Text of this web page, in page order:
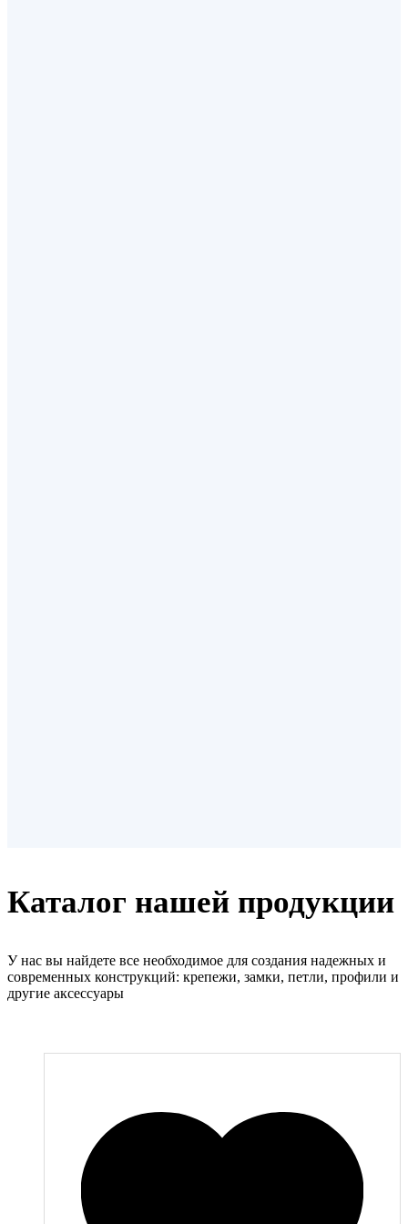
Каталог нашей продукции
У нас вы найдете все необходимое для создания надежных и
современных конструкций: крепежи, замки, петли, профили и
другие аксессуары